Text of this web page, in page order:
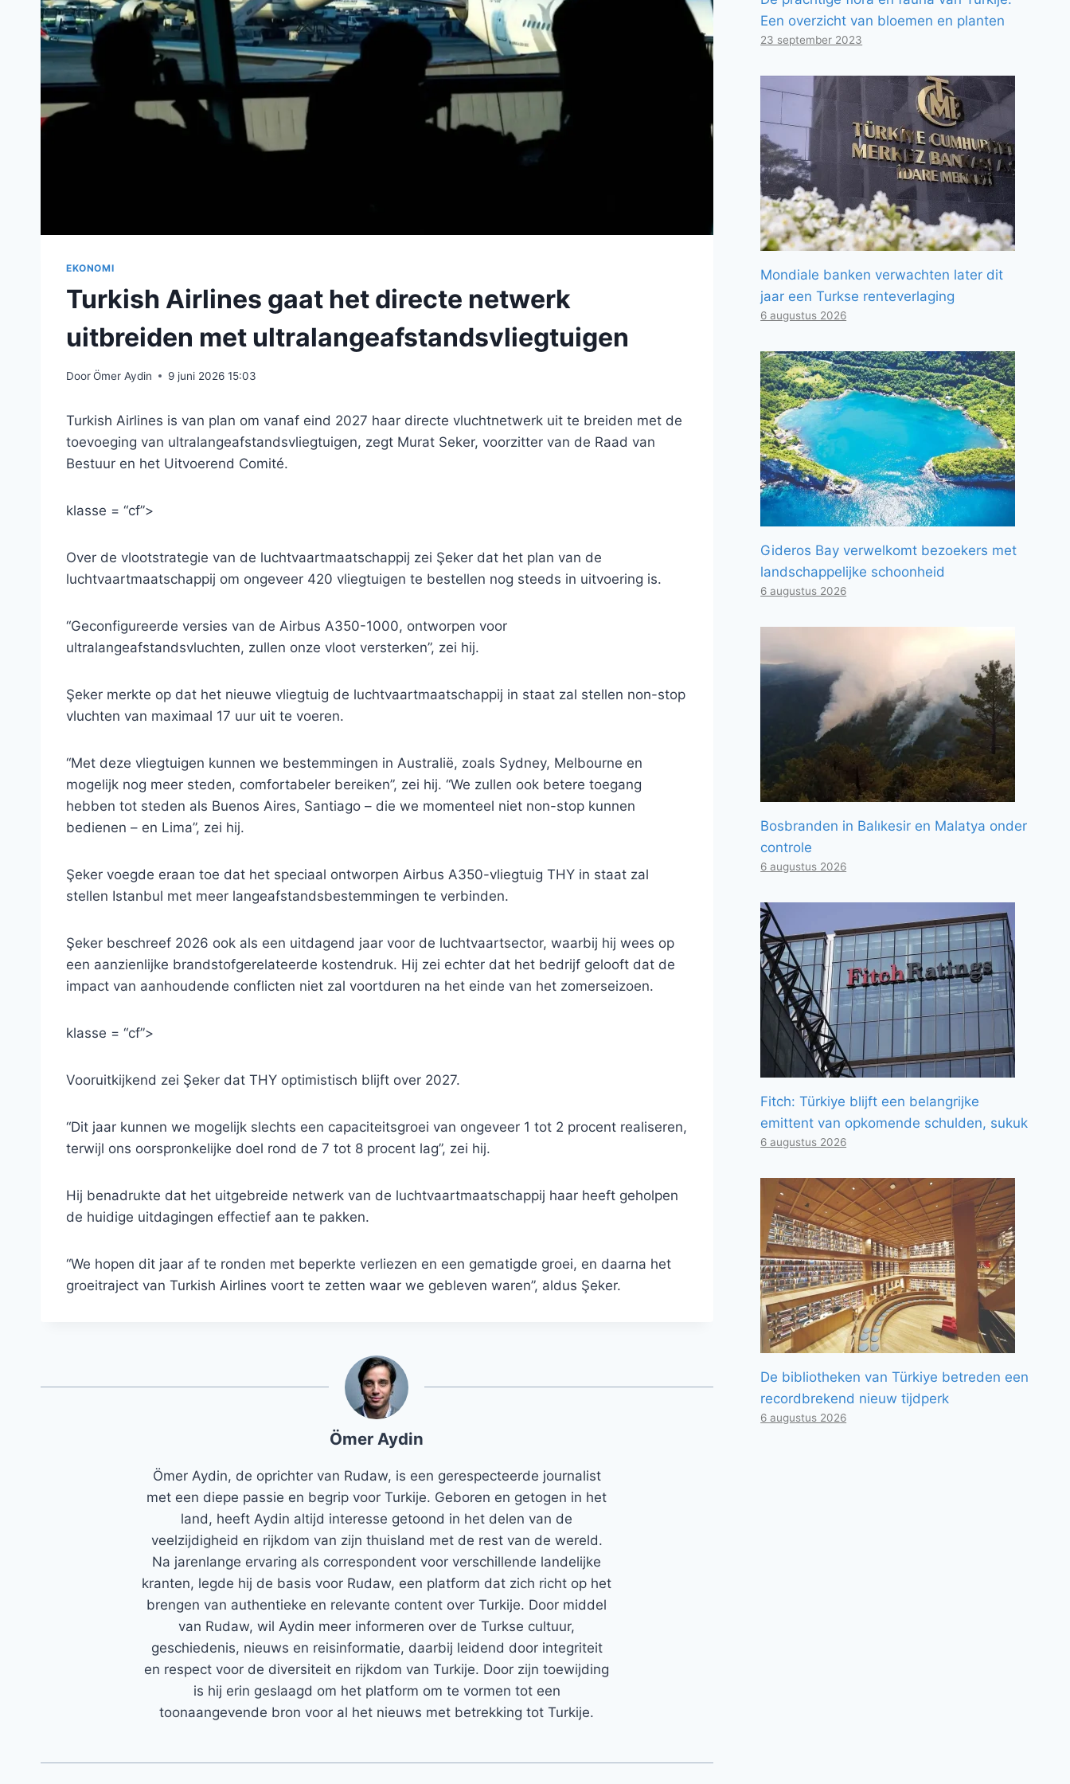
EKONOMI
Turkish Airlines gaat het directe netwerk
uitbreiden met ultralangeafstandsvliegtuigen
DoorÖmer Aydin 9 juni 2026 15:03
Turkish Airlines is van plan om vanaf eind 2027 haar directe vluchtnetwerk uit te breiden met de
toevoeging van ultralangeafstandsvliegtuigen, zegt Murat Seker, voorzitter van de Raad van
Bestuur en het Uitvoerend Comité.
klasse = “cf”>
Over de vlootstrategie van de luchtvaartmaatschappij zei Şeker dat het plan van de
luchtvaartmaatschappij om ongeveer 420 vliegtuigen te bestellen nog steeds in uitvoering is.
“Geconfigureerde versies van de Airbus A350-1000, ontworpen voor
ultralangeafstandsvluchten, zullen onze vloot versterken”, zei hij.
Şeker merkte op dat het nieuwe vliegtuig de luchtvaartmaatschappij in staat zal stellen non-stop
vluchten van maximaal 17 uur uit te voeren.
“Met deze vliegtuigen kunnen we bestemmingen in Australië, zoals Sydney, Melbourne en
mogelijk nog meer steden, comfortabeler bereiken”, zei hij. “We zullen ook betere toegang
hebben tot steden als Buenos Aires, Santiago – die we momenteel niet non-stop kunnen
bedienen – en Lima”, zei hij.
Şeker voegde eraan toe dat het speciaal ontworpen Airbus A350-vliegtuig THY in staat zal
stellen Istanbul met meer langeafstandsbestemmingen te verbinden.
Şeker beschreef 2026 ook als een uitdagend jaar voor de luchtvaartsector, waarbij hij wees op
een aanzienlijke brandstofgerelateerde kostendruk. Hij zei echter dat het bedrijf gelooft dat de
impact van aanhoudende conflicten niet zal voortduren na het einde van het zomerseizoen.
klasse = “cf”>
Vooruitkijkend zei Şeker dat THY optimistisch blijft over 2027.
“Dit jaar kunnen we mogelijk slechts een capaciteitsgroei van ongeveer 1 tot 2 procent realiseren,
terwijl ons oorspronkelijke doel rond de 7 tot 8 procent lag”, zei hij.
Hij benadrukte dat het uitgebreide netwerk van de luchtvaartmaatschappij haar heeft geholpen
de huidige uitdagingen effectief aan te pakken.
“We hopen dit jaar af te ronden met beperkte verliezen en een gematigde groei, en daarna het
groeitraject van Turkish Airlines voort te zetten waar we gebleven waren”, aldus Şeker.
Ömer Aydin
Ömer Aydin, de oprichter van Rudaw, is een gerespecteerde journalist
met een diepe passie en begrip voor Turkije. Geboren en getogen in het
land, heeft Aydin altijd interesse getoond in het delen van de
veelzijdigheid en rijkdom van zijn thuisland met de rest van de wereld.
Na jarenlange ervaring als correspondent voor verschillende landelijke
kranten, legde hij de basis voor Rudaw, een platform dat zich richt op het
brengen van authentieke en relevante content over Turkije. Door middel
van Rudaw, wil Aydin meer informeren over de Turkse cultuur,
geschiedenis, nieuws en reisinformatie, daarbij leidend door integriteit
en respect voor de diversiteit en rijkdom van Turkije. Door zijn toewijding
is hij erin geslaagd om het platform om te vormen tot een
toonaangevende bron voor al het nieuws met betrekking tot Turkije.
Een overzicht van bloemen en planten
23 september 2023
Mondiale banken verwachten later dit
jaar een Turkse renteverlaging
6 augustus 2026
Gideros Bay verwelkomt bezoekers met
landschappelijke schoonheid
6 augustus 2026
Bosbranden in Balıkesir en Malatya onder
controle
6 augustus 2026
Fitch: Türkiye blijft een belangrijke
emittent van opkomende schulden, sukuk
6 augustus 2026
De bibliotheken van Türkiye betreden een
recordbrekend nieuw tijdperk
6 augustus 2026